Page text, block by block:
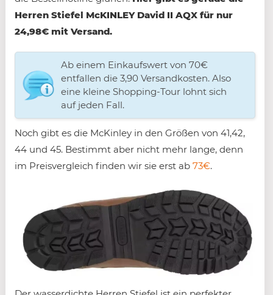
Herren Stiefel McKINLEY David II AQX für nur
24,98€ mit Versand.
Ab einem Einkaufswert von 70€
entfallen die 3,90 Versandkosten. Also
eine kleine Shopping-Tour lohnt sich
auf jeden Fall.
Noch gibt es die McKinley in den Größen von 41,42,
44 und 45. Bestimmt aber nicht mehr lange, denn
im Preisvergleich finden wir sie erst ab 73€.